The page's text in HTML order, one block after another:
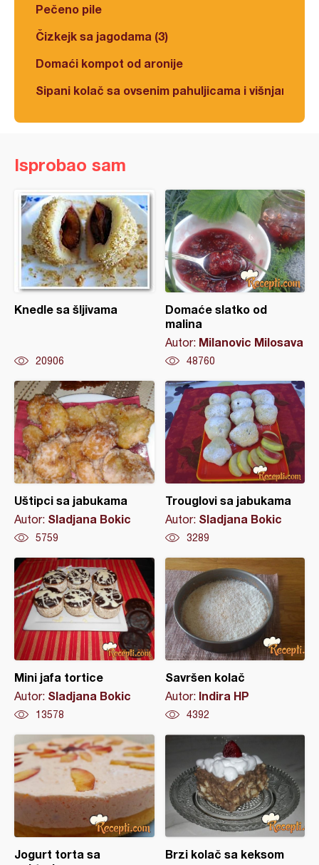
Pečeno pile
Čizkejk sa jagodama (3)
Domaći kompot od aronije
Sipani kolač sa ovsenim pahuljicama i višnjama
Isprobao sam
Knedle sa šljivama
20906
Domaće slatko od
malina
Autor: Milanovic Milosava
48760
Uštipci sa jabukama
Autor: Sladjana Bokic
5759
Trouglovi sa jabukama
Autor: Sladjana Bokic
3289
Mini jafa tortice
Autor: Sladjana Bokic
13578
Savršen kolač
Autor: Indira HP
4392
Jogurt torta sa
Brzi kolač sa keksom